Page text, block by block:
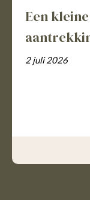
Een
2 juli 2026